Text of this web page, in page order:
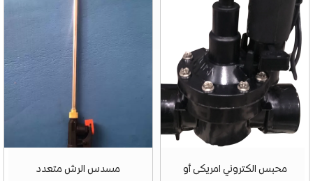
محبس الكتروني امريكى أو
مسدس الرش متعدد